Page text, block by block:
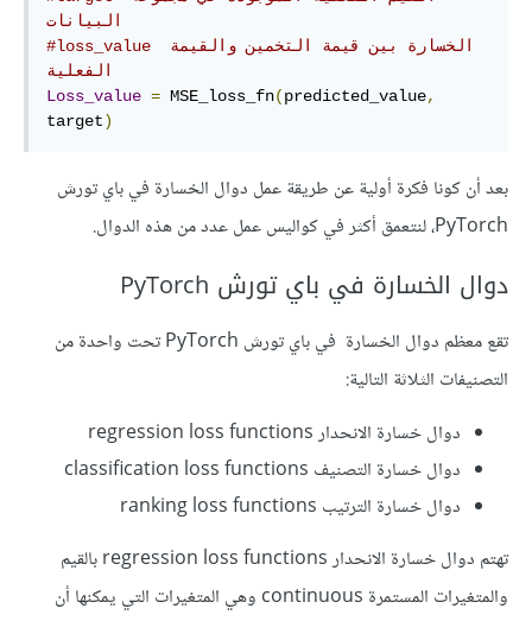
البيانات
#loss_value الخسارة بين قيمة التخمين والقيمة
الفعلية
Loss_value = MSE_loss_fn(predicted_value,
target)
بعد أن كونا فكرة أولية عن طريقة عمل دوال الخسارة في باي تورش
PyTorch، لنتعمق أكثر في كواليس عمل عدد من هذه الدوال.
دوال الخسارة في باي تورش PyTorch
تقع معظم دوال الخسارة في باي تورش PyTorch تحت واحدة من
التصنيفات الثلاثة التالية:
دوال خسارة الانحدار regression loss functions
دوال خسارة التصنيف classification loss functions
دوال خسارة الترتيب ranking loss functions
تهتم دوال خسارة الانحدار regression loss functions بالقيم
والمتغيرات المستمرة continuous وهي المتغيرات التي يمكنها أن